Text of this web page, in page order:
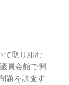
て取り組む
員会館で開
題を調査す